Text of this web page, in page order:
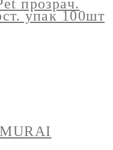
прозрач.
упак 100шт